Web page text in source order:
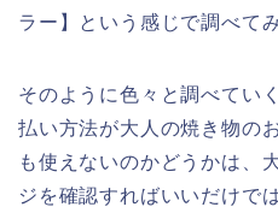
ラー】という感じで調べて
そのように色々と調べてい
払い方法が大人の焼き物の
も使えないのかどうかは、
ジを確認すればいいだけで